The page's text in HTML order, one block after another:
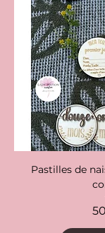
Pastilles de